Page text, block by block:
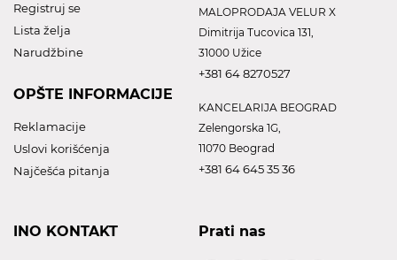
Registruj se
Lista želja
Narudžbine
OPŠTE INFORMACIJE
Reklamacije
Uslovi korišćenja
Najčešća pitanja
MALOPRODAJA VELUR X
Dimitrija Tucovica 131,
31000 Užice
+381 64 8270527
KANCELARIJA BEOGRAD
Zelengorska 1G,
11070 Beograd
+381 64 645 35 36
INO KONTAKT Prati nas